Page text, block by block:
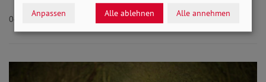
04.08.2020Aktuelles
Anpassen Alle ablehnen Alle annehmen